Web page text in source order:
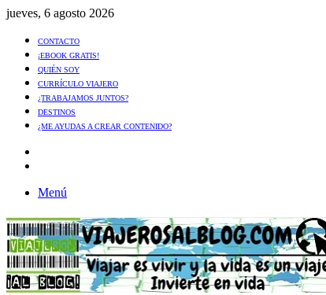
jueves, 6 agosto 2026
CONTACTO
¡EBOOK GRATIS!
QUIÉN SOY
CURRÍCULO VIAJERO
¿TRABAJAMOS JUNTOS?
DESTINOS
¿ME AYUDAS A CREAR CONTENIDO?
Menú